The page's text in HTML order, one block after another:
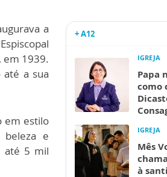
a
em 1939.
a sua
em estilo
beleza e
até 5 mil
+ A12
IGREJA
Papa
como
IGREJA
Mês
à